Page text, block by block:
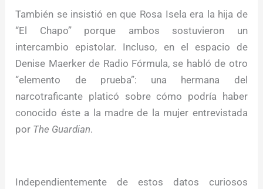
También se insistió en que Rosa Isela era la hija de
“El Chapo” porque ambos sostuvieron un
intercambio epistolar. Incluso, en el espacio de
Denise Maerker de Radio Fórmula, se habló de otro
“elemento de prueba”: una hermana del
narcotraficante platicó sobre cómo podría haber
conocido éste a la madre de la mujer entrevistada
por The Guardian.
Independientemente de estos datos curiosos